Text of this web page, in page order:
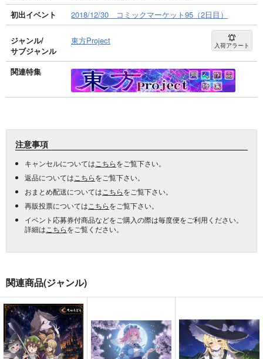
初出イベント
2018/12/30 コミックマーケット95（2日目）
ジャンル/
サブジャンル
東方Project 入荷アラート
関連特集
注意事項
キャンセルについては こちらをご覧下さい。
返品については こちらをご覧下さい。
おまとめ配送については こちらをご覧下さい。
再販投票については こちらをご覧下さい。
イベント応募券付商品などをご購入の際は毎度便をご利用ください。
詳細は こちらをご覧ください。
関連商品(ジャンル)